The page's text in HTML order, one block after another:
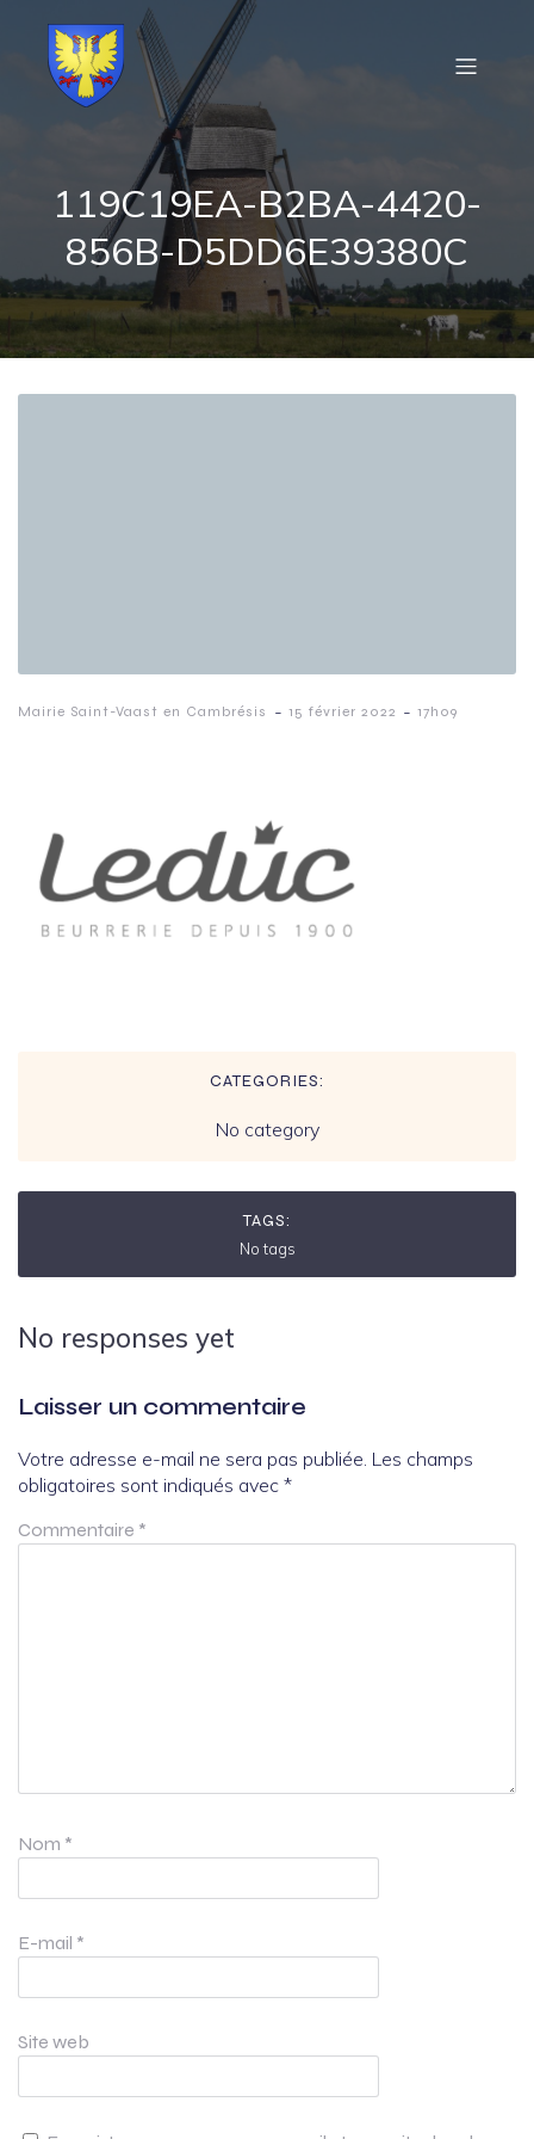
119C19EA-B2BA-4420-
856B-D5DD6E39380C
Mairie Saint-Vaast en Cambrésis - 15 février 2022 - 17h09
CATEGORIES:
No category
TAGS:
No tags
No responses yet
Laisser un commentaire
Votre adresse e-mail ne sera pas publiée. Les champs
obligatoires sont indiqués avec *
Commentaire *
Nom *
E-mail *
Site web